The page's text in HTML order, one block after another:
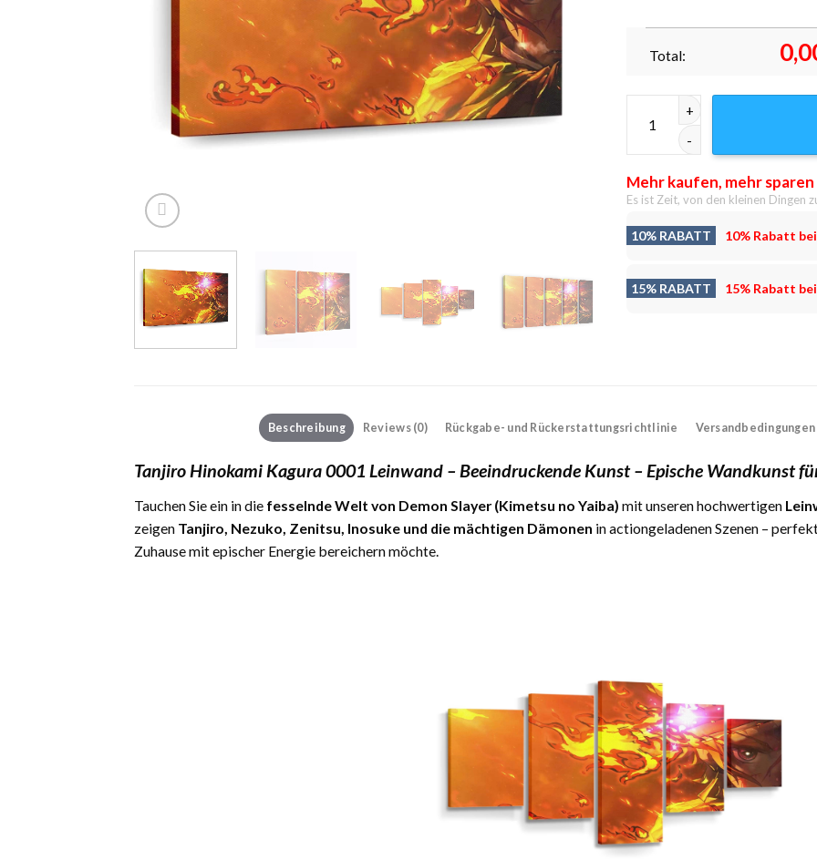
Total:
Tanjiro Hinokami Kagura
Mehr kaufen, mehr sparen
Es ist Zeit, von den kleinen Dingen
10% RABATT 10% Rabatt
15% RABATT 15% Rabatt
Beschreibung Reviews (0) Rückgabe- und Rückerstattungsrichtlinie Versandbedingungen
Tanjiro Hinokami Kagura 0001 Leinwand – Beeindruckende Kunst – Epische Wandkunst
Tauchen Sie ein in die fesselnde Welt von Demon Slayer (Kimetsu no Yaiba) mit unseren hochwertigen
zeigen Tanjiro, Nezuko, Zenitsu, Inosuke und die mächtigen Dämonen in actiongeladenen Szenen –
Zuhause mit epischer Energie bereichern möchte.